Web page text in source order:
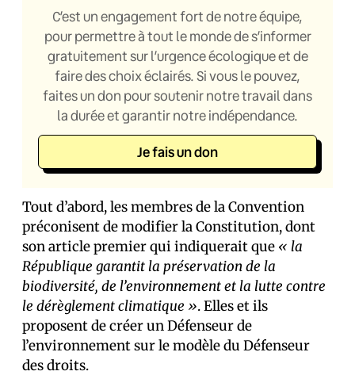
C’est un engagement fort de notre équipe,
pour permettre à tout le monde de s’informer
gratuitement sur l’urgence écologique et de
faire des choix éclairés. Si vous le pouvez,
faites un don pour soutenir notre travail dans
la durée et garantir notre indépendance.
Je fais un don
Tout d’abord, les membres de la Convention
préconisent de modifier la Constitution, dont
son article premier qui indiquerait que « la
République garantit la préservation de la
biodiversité, de l’environnement et la lutte contre
le dérèglement climatique ». Elles et ils
proposent de créer un Défenseur de
l’environnement sur le modèle du Défenseur
des droits.